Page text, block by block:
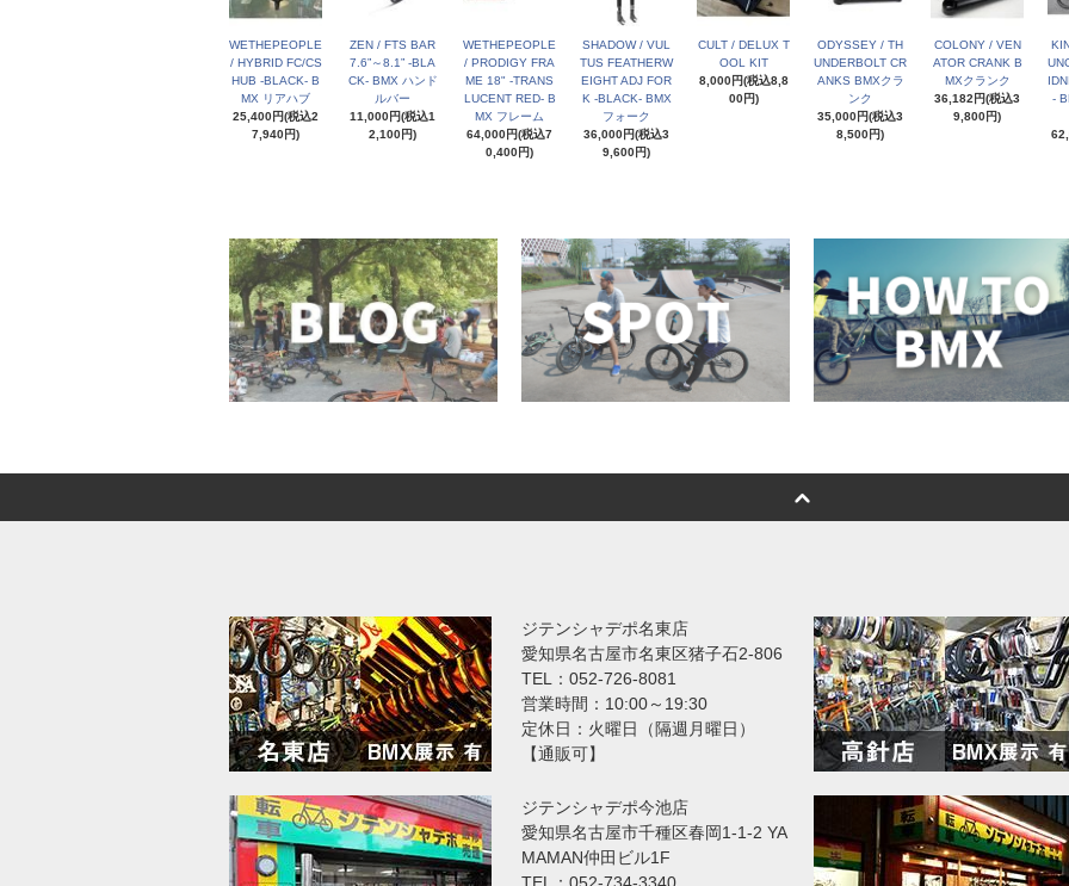
WETHEPEOPLE
/ HYBRID FC/CS
HUB -BLACK- B
MX リアハブ
25,400円(税込2
7,940円)
ZEN / FTS BAR
7.6”～8.1” -BLA
CK- BMX ハンド
ルバー
11,000円(税込1
2,100円)
WETHEPEOPLE
/ PRODIGY FRA
ME 18" -TRANS
LUCENT RED- B
MX フレーム
64,000円(税込7
0,400円)
SHADOW / VUL
TUS FEATHERW
EIGHT ADJ FOR
K -BLACK- BMX
フォーク
36,000円(税込3
9,600円)
CULT / DELUX T
OOL KIT
8,000円(税込8,8
00円)
ODYSSEY / TH
UNDERBOLT CR
ANKS BMXクラ
ンク
35,000円(税込3
8,500円)
COLONY / VEN
ATOR CRANK B
MXクランク
36,182円(税込3
9,800円)
-
ジテンシャデポ名東店
愛知県名古屋市名東区猪子石2-806
TEL：052-726-8081
営業時間：10:00～19:30
定休日：火曜日（隔週月曜日）
【通販可】
ジテンシャデポ今池店
愛知県名古屋市千種区春岡1-1-2 YA
MAMAN仲田ビル1F